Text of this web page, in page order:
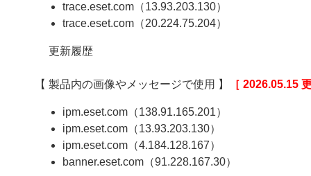
trace.eset.com（13.93.203.130）
trace.eset.com（20.224.75.204）
更新履歴
【 製品内の画像やメッセージで使用 】 ［ 2026.05.15
ipm.eset.com（138.91.165.201）
ipm.eset.com（13.93.203.130）
ipm.eset.com（4.184.128.167）
banner.eset.com（91.228.167.30）